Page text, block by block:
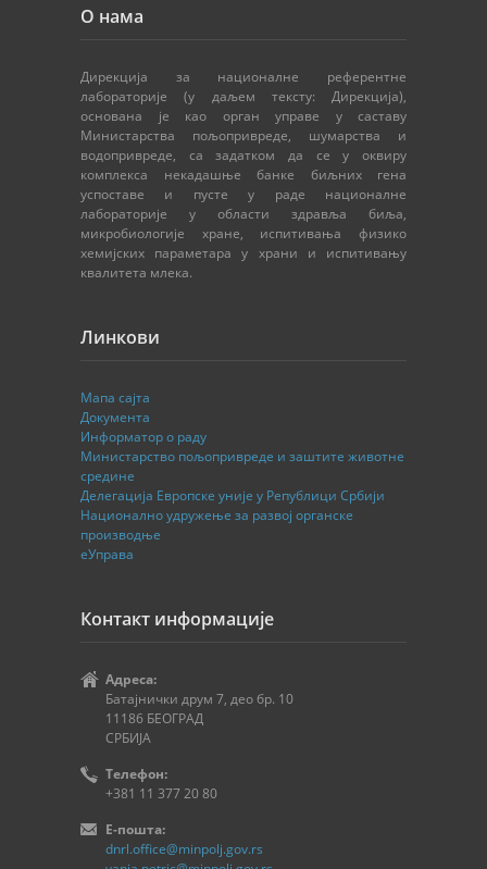
О нама
Дирекција за националне референтне
лабораторије (у даљем тексту: Дирекција),
основана је као орган управе у саставу
Министарства пољопривреде, шумарства и
водопривреде, са задатком да се у оквиру
комплекса некадашње банке биљних гена
успоставе и пусте у раде националне
лабораторије у области здравља биља,
микробиологије хране, испитивања физико
хемијских параметара у храни и испитивању
квалитета млека.
Линкови
Мапа сајта
Документа
Информатор о раду
Министарство пољопривреде и заштите животне
средине
Делегација Европске уније у Републици Србији
Национално удружење за развој органске
производње
еУправа
Контакт информације
Адреса:
Батајнички друм 7, део бр. 10
11186 БЕОГРАД
СРБИЈА
Телефон:
+381 11 377 20 80
E-пошта:
dnrl.office@minpolj.gov.rs